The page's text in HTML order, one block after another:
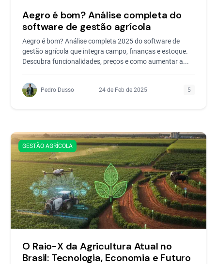
Aegro é bom? Análise completa do
software de gestão agrícola
Aegro é bom? Análise completa 2025 do software de
gestão agrícola que integra campo, finanças e estoque.
Descubra funcionalidades, preços e como aumentar a...
Pedro Dusso 24 de Feb de 2025 5
GESTÃO AGRÍCOLA
O Raio-X da Agricultura Atual no
Brasil: Tecnologia, Economia e Futuro